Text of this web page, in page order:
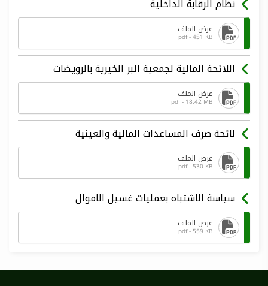
عرض الملف
pdf - 451 KB
اللائحة المالية لجمعية البر الخيرية بالرويضات
عرض الملف
pdf - 18.42 MB
لائحة صرف المساعدات المالية والعينية
عرض الملف
pdf - 530 KB
سياسة الاشتباه بعمليات غسيل الاموال
عرض الملف
pdf - 559 KB